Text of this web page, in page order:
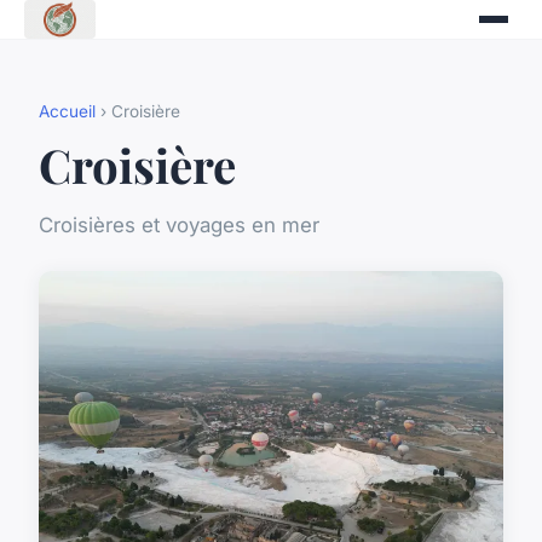
Accueil › Croisière
Croisière
Croisières et voyages en mer